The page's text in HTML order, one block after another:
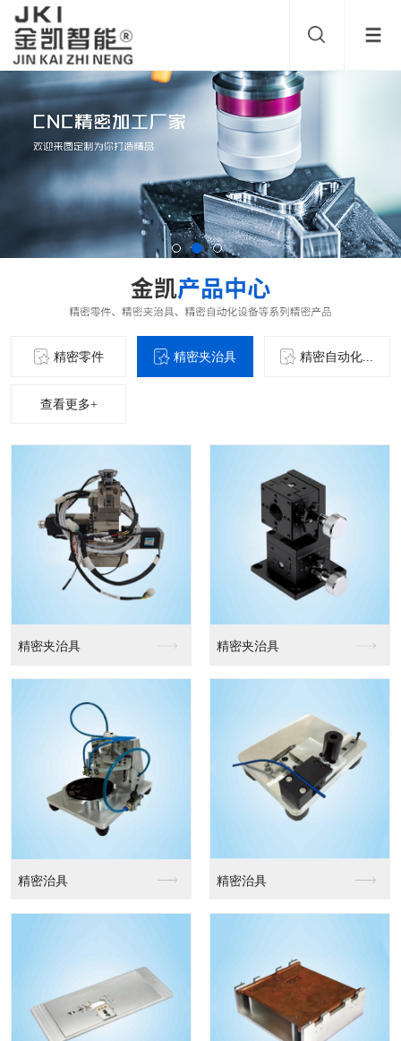
精密零件 精密夹治具 精密自动化...
查看更多+
精密夹治具 精密夹治具
精密治具 精密治具